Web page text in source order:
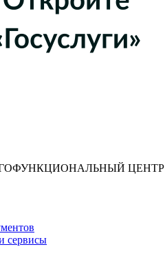
сервисы